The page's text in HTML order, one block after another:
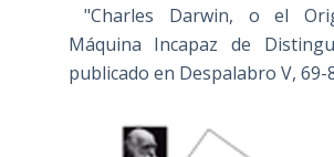
"Charles Darwin, o el
Máquina Incapaz de
publicado en Despalabro V, 69-